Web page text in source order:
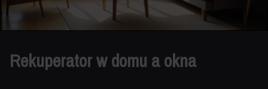
Rekuperator w domu a okna